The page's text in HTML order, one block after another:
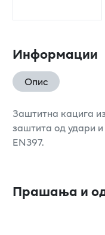
Информации
Опис
Заштитна кацига
заштита од удари
EN397.
Прашања и